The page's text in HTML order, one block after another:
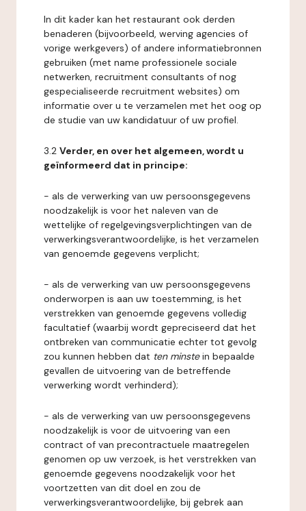
In dit kader kan het restaurant ook derden
benaderen (bijvoorbeeld, werving agencies of
vorige werkgevers) of andere informatiebronnen
gebruiken (met name professionele sociale
netwerken, recruitment consultants of nog
gespecialiseerde recruitment websites) om
informatie over u te verzamelen met het oog op
de studie van uw kandidatuur of uw profiel.
3.2 Verder, en over het algemeen, wordt u
geïnformeerd dat in principe:
- als de verwerking van uw persoonsgegevens
noodzakelijk is voor het naleven van de
wettelijke of regelgevingsverplichtingen van de
verwerkingsverantwoordelijke, is het verzamelen
van genoemde gegevens verplicht;
- als de verwerking van uw persoonsgegevens
onderworpen is aan uw toestemming, is het
verstrekken van genoemde gegevens volledig
facultatief (waarbij wordt gepreciseerd dat het
ontbreken van communicatie echter tot gevolg
zou kunnen hebben dat ten minstein bepaalde
gevallen de uitvoering van de betreffende
verwerking wordt verhinderd);
- als de verwerking van uw persoonsgegevens
noodzakelijk is voor de uitvoering van een
contract of van precontractuele maatregelen
genomen op uw verzoek, is het verstrekken van
genoemde gegevens noodzakelijk voor het
voortzetten van dit doel en zou de
verwerkingsverantwoordelijke, bij gebrek aan